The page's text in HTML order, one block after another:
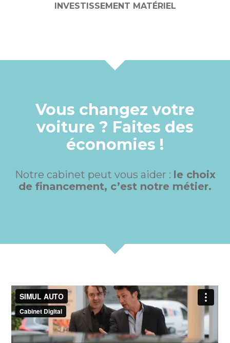
INVESTISSEMENT MATÉRIEL
Vous changez votre
voiture ? Faites des
économies !
Notre cabinet peut vous aider : le choix
de financement, c’est notre métier.